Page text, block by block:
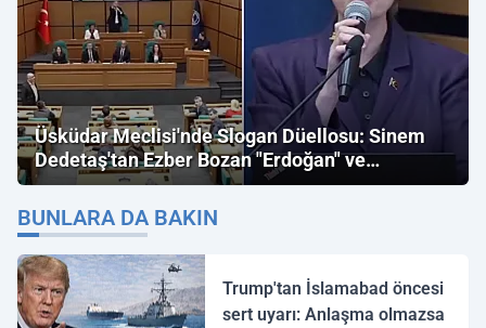
Üsküdar Meclisi'nde Slogan Düellosu: Sinem
Dedetaş'tan Ezber Bozan "Erdoğan" ve
"İmamoğlu" Çıkışı!
BUNLARA DA BAKIN
Trump'tan İslamabad öncesi
sert uyarı: Anlaşma olmazsa